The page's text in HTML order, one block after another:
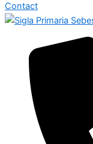
Contact